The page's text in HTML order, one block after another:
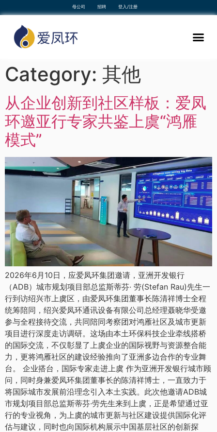
母公司 招聘 登入/注册
Category: 其他
从企业创新到社区样板：爱凤
环邀亚行专家共鉴上虞“鸿雁
模式”
2026年6月10日，应爱凤环集团邀请，亚洲开发银行
（ADB）城市规划项目部总监斯蒂芬· 劳(Stefan Rau)先生一
行到访绍兴市上虞区，由爱凤环集团董事长陈清祥博士全程
统筹陪同，绍兴爱凤环通讯设备有限公司总经理聂晓华受邀
参与全程接待交流，共同陪同考察团对鸿雁社区及城市更新
项目进行深度走访调研。这场由本土环保科技企业牵线搭桥
的国际交流，不仅彰显了上虞企业的国际视野与资源整合能
力，更将鸿雁社区的建设经验推向了亚洲多边合作的专业舞
台。 企业搭台，国际专家走进上虞 作为亚洲开发银行城市顾
问，同时身兼爱凤环集团董事长的陈清祥博士，一直致力于
将国际城市发展前沿理念引入本土实践。此次他邀请ADB城
市规划项目部总监斯蒂芬·劳先生来到上虞，正是希望通过亚
行的专业视角，为上虞的城市更新与社区建设提供国际化评
估与建议，同时也向国际机构展示中国基层社区的创新探